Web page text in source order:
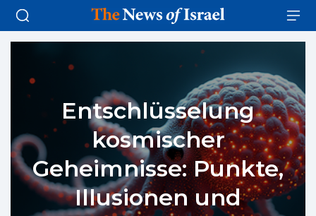
Entschlüsselung
kosmischer
Geheimnisse: Punkte,
Illusionen und